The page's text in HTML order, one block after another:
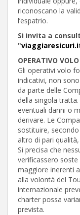
riconoscano la
l’espatrio.
Si invita a
"
OPERATIVO
Gli operativi volo
indicativi, non
da parte delle
della singola
eventuali danni o
derivare. Le
sostituire,
altro di pari
Si precisa che
verificassero
maggiore inerenti
alla volontà del
internazionale
charter possa
prevista.